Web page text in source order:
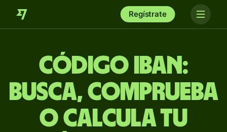
Regístrate
Código IBAN:
Busca, comprueba
o calcula tu